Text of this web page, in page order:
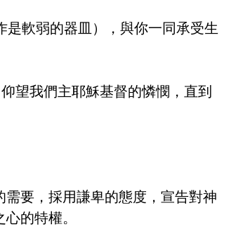
軟弱的器皿），與你一同承受生
望我們主耶穌基督的憐憫，直到
要，採用謙卑的態度，宣告對神
的特權。